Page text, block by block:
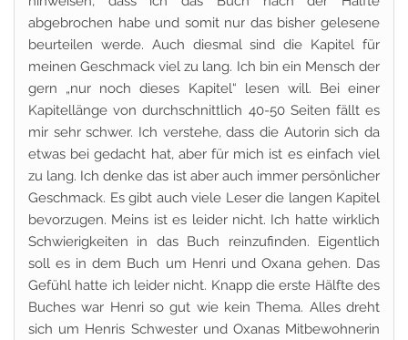
abgebrochen habe und somit nur das bisher gelesene
beurteilen werde. Auch diesmal sind die Kapitel für
meinen Geschmack viel zu lang. Ich bin ein Mensch der
gern „nur noch dieses Kapitel“ lesen will. Bei einer
Kapitellänge von durchschnittlich 40-50 Seiten fällt es
mir sehr schwer. Ich verstehe, dass die Autorin sich da
etwas bei gedacht hat, aber für mich ist es einfach viel
zu lang. Ich denke das ist aber auch immer persönlicher
Geschmack. Es gibt auch viele Leser die langen Kapitel
bevorzugen. Meins ist es leider nicht. Ich hatte wirklich
Schwierigkeiten in das Buch reinzufinden. Eigentlich
soll es in dem Buch um Henri und Oxana gehen. Das
Gefühl hatte ich leider nicht. Knapp die erste Hälfte des
Buches war Henri so gut wie kein Thema. Alles dreht
sich um Henris Schwester und Oxanas Mitbewohnerin